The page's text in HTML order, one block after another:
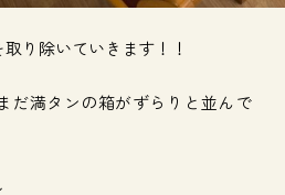
り除いていきます！！
だ満タンの箱がずらりと並んで